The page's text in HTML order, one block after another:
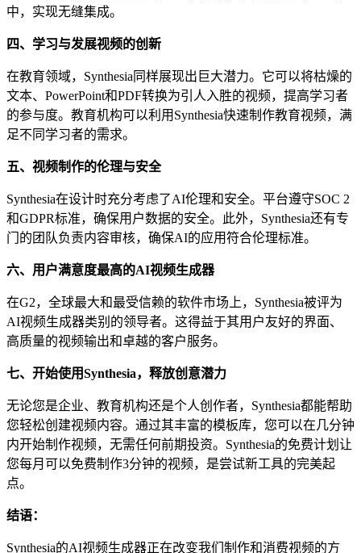
中，实现无缝集成。
四、学习与发展视频的创新
在教育领域，Synthesia同样展现出巨大潜力。它可以将枯燥的
文本、PowerPoint和PDF转换为引人入胜的视频，提高学习者
的参与度。教育机构可以利用Synthesia快速制作教育视频，满
足不同学习者的需求。
五、视频制作的伦理与安全
Synthesia在设计时充分考虑了AI伦理和安全。平台遵守SOC 2
和GDPR标准，确保用户数据的安全。此外，Synthesia还有专
门的团队负责内容审核，确保AI的应用符合伦理标准。
六、用户满意度最高的AI视频生成器
在G2，全球最大和最受信赖的软件市场上，Synthesia被评为
AI视频生成器类别的领导者。这得益于其用户友好的界面、
高质量的视频输出和卓越的客户服务。
七、开始使用Synthesia，释放创意潜力
无论您是企业、教育机构还是个人创作者，Synthesia都能帮助
您轻松创建视频内容。通过其丰富的模板库，您可以在几分钟
内开始制作视频，无需任何前期投资。Synthesia的免费计划让
您每月可以免费制作3分钟的视频，是尝试新工具的完美起
点。
结语：
Synthesia的AI视频生成器正在改变我们制作和消费视频的方